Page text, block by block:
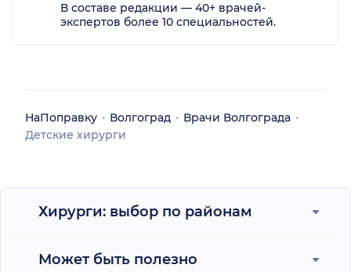
В составе редакции — 40+ врачей-
экспертов более 10 специальностей.
НаПоправку Волгоград
Врачи Волгограда
Детские хирурги
Хирурги: выбор по районам
Может быть полезно